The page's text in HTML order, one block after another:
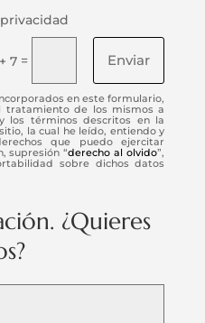
7 = Enviar
en este formulario,
tratamiento de los mismos a
los términos descritos en la
la cual he leído, entiendo y
que puedo ejercitar
supresión “derecho al olvido”,
sobre dichos datos
¿Quieres